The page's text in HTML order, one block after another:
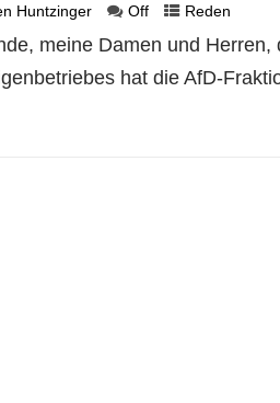
Huntzinger Off Reden
meine Damen und
hat die AfD-